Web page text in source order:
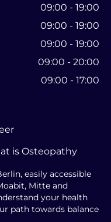
09:00 - 19:00
09:00 - 19:00
09:00 - 19:00
09:00 - 20:00
09:00 - 17:00
is Osteopathy
easily accessible
Mitte and
your health
path towards balance